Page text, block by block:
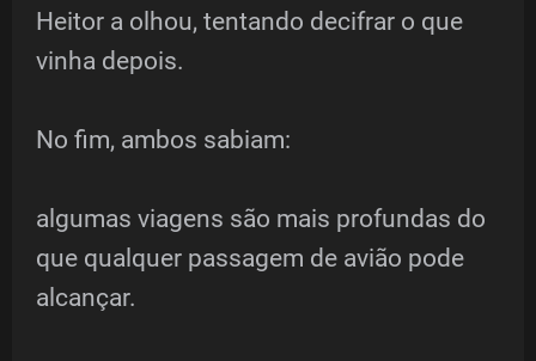
Heitor a olhou, tentando decifrar o que
vinha depois.
No fim, ambos sabiam:
algumas viagens são mais profundas do
que qualquer passagem de avião pode
alcançar.